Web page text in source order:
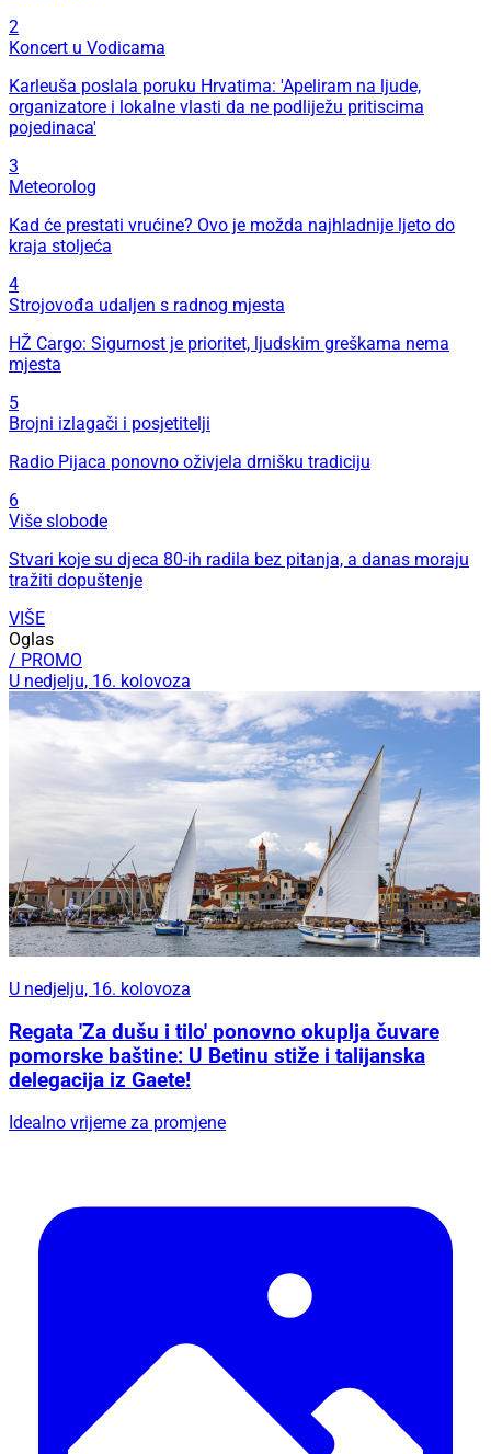
2
Koncert u Vodicama
Karleuša poslala poruku Hrvatima: 'Apeliram na ljude,
organizatore i lokalne vlasti da ne podliježu pritiscima
pojedinaca'
3
Meteorolog
Kad će prestati vrućine? Ovo je možda najhladnije ljeto do
kraja stoljeća
4
Strojovođa udaljen s radnog mjesta
HŽ Cargo: Sigurnost je prioritet, ljudskim greškama nema
mjesta
5
Brojni izlagači i posjetitelji
Radio Pijaca ponovno oživjela drnišku tradiciju
6
Više slobode
Stvari koje su djeca 80-ih radila bez pitanja, a danas moraju
tražiti dopuštenje
VIŠE
Oglas
/ PROMO
U nedjelju, 16. kolovoza
U nedjelju, 16. kolovoza
Regata 'Za dušu i tilo' ponovno okuplja čuvare
pomorske baštine: U Betinu stiže i talijanska
delegacija iz Gaete!
Idealno vrijeme za promjene